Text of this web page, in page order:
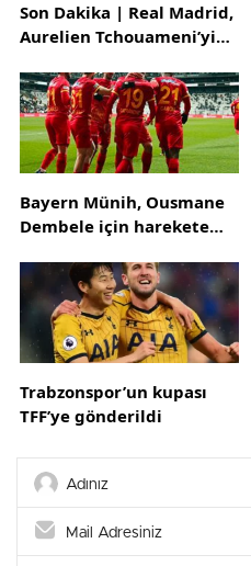
Son Dakika | Real Madrid,
Aurelien Tchouameni’yi
Bayern Münih, Ousmane
Dembele için harekete
teklifi
Trabzonspor’un kupası
TFF’ye gönderildi